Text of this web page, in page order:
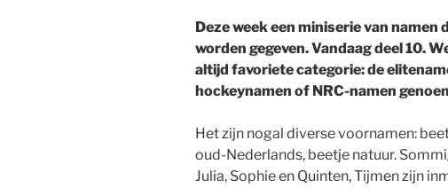
Deze week een miniserie van namen
worden gegeven. Vandaag deel 10.
altijd favoriete categorie: de
hockeynamen of NRC-namen
Het zijn nogal diverse voornamen:
oud-Nederlands, beetje natuur.
Julia, Sophie en Quinten, Tijmen zijn